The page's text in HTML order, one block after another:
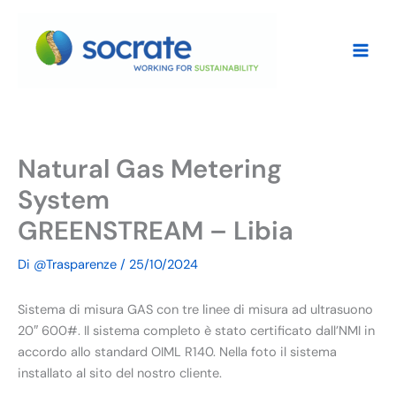
contenuto
Natural Gas Metering
System
GREENSTREAM – Libia
Di @Trasparenze / 25/10/2024
Sistema di misura GAS con tre linee di misura ad ultrasuono
20″ 600#. Il sistema completo è stato certificato dall’NMI in
accordo allo standard OIML R140. Nella foto il sistema
installato al sito del nostro cliente.